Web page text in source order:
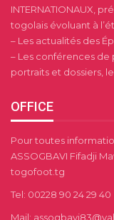
INTERNATIONAUX,
togolais évoluant à
– Les actualités des
– Les conférences de
portraits et dossiers,
OFFICE
Pour toutes
ASSOGBAVI Fifadji
togofoot.tg
Tel: 00228 90 24 29 40
Mail: